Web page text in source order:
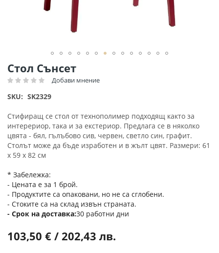
Стол Сънсет
Рейтинг: Добави мнение
SKU SK2329
Стифиращ се стол от технополимер подходящ както за
интерериор, така и за екстериор. Предлага се в няколко
цвята - бял, гълъбово сив, червен, светло син, графит.
Столът може да бъде изработен и в жълт цвят. Размери: 61
х 59 х 82 см
* Забележка:
- Цената е за 1 брой.
- Продуктите са опаковани, но не са сглобени.
- Стоките са на склад извън страната.
Срок на доставка 30 работни дни
103,50 € / 202,43 лв.
Преминете
към
началото
на
със
снимки